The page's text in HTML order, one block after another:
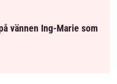
vännen Ing-Marie som